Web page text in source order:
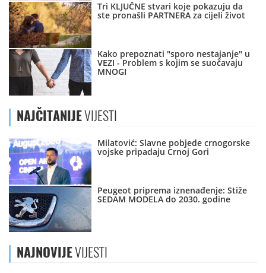
Tri KLJUČNE stvari koje pokazuju da
ste pronašli PARTNERA za cijeli život
Kako prepoznati "sporo nestajanje" u
VEZI - Problem s kojim se suočavaju
MNOGI
NAJČITANIJEVIJESTI
Milatović: Slavne pobjede crnogorske
vojske pripadaju Crnoj Gori
Peugeot priprema iznenađenje: Stiže
SEDAM MODELA do 2030. godine
NAJNOVIJEVIJESTI